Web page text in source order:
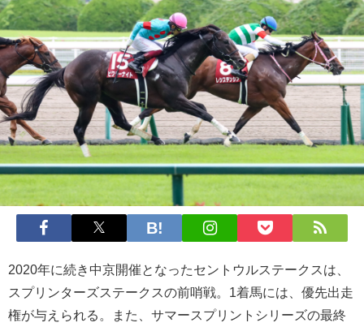
2020年に続き中京開催となったセントウルステークスは、
スプリンターズステークスの前哨戦。1着馬には、優先出走
権が与えられる。また、サマースプリントシリーズの最終